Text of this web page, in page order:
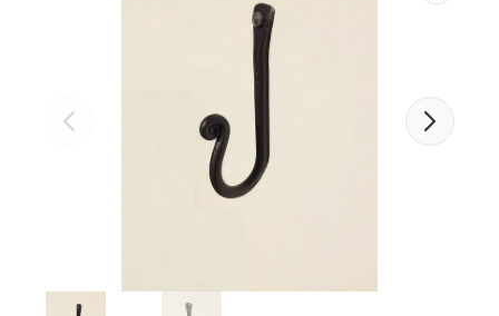
Abrir
elemento
multimedia
destacado
en